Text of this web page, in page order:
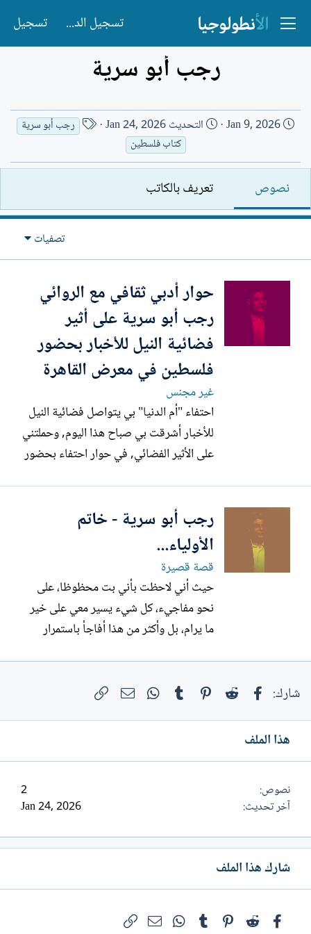
تسجيل الدخول تسجيل
رجب أبو سرية
ت
ر
ي
خ
ا
ل
ن
Jan 9, 2026 التحديثJan 24, 2026
ا
م
ا
ك
ا
ب
رجب أبو سرية
كتاب فلسطين
نصوص تعريف بالكاتب
تصفيات
حوار أدبي ثقافي مع الروائي
رجب أبو سرية على أثير
فضائية النيل للأخبار بحضور
فلسطين في معرض القاهرة
غير مجنس
احتفاء "أم الدنيا" بي يتواصل فضائية النيل
للأخبار أشرقت بي صباح هذا اليوم, وحملتني
على الأثير الفضائي, في حوار احتفاء بحضور
رجب أبو سرية - خاتم
الأولياء...
قصة قصيرة
حيث أني لاحظت بأني بت محظوظا، على
نحو مفاجيء، كل شيء يسير معي على خير
ما يرام، بل وأكثر من هذا أفاجأ باستمرار
التحليق، كما لو كنت طيفا، لدرجة أني تذكرت
شارك: فيسبوك Reddit
Pinterest
Tumblr
WhatsAppالبريد الإلكتروني
هذا الملف
نصوص
2
آخر تحديث
Jan 24, 2026
شارك هذا الملف
فيسبوكReddit
Pinterest
Tumblr
WhatsAppالبريد الإلكتروني